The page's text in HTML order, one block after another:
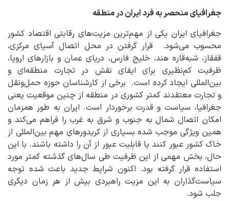
جغرافیای منحصر به فرد ایران در منطقه
جغرافیای ایران یکی از مهم‌ترین مزیت‌های رقابتی اقتصاد کشور
محسوب می‌شود. قرار گرفتن در محل اتصال آسیای مرکزی،
قفقاز، شبه‌قاره هند، خلیج فارس، دریای عمان و بازارهای اروپا،
ظرفیت کم‌نظیری برای ایفای نقش در تجارت منطقه‌ای و
بین‌المللی ایجاد کرده است. برخی از کارشناسان حوزه حمل‌ونقل
و تجارت معتقدند کمتر کشوری در منطقه از چنین موقعیت یعنی
جغرافیا، سیاست و قدرت برخوردار است. ایران به طور همزمان
امکان اتصال شمال به جنوب و شرق به غرب را فراهم می‌کند و
همین ویژگی موجب شده بسیاری از کریدورهای مهم بین‌المللی از
خاک کشور عبور کنند یا قابلیت عبور از آن را داشته باشند. با این
حال، بخش مهمی از این ظرفیت طی سال‌های گذشته کمتر مورد
استفاده قرار گرفته بود. اکنون شرایط جدید باعث شده توجه
سیاست‌گذاران به این مزیت راهبردی بیش از هر زمان دیگری
جلب شود.